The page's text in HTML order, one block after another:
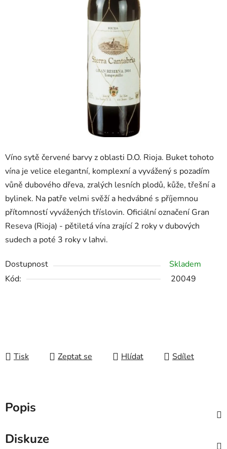
Víno sytě červené barvy z oblasti D.O. Rioja. Buket tohoto
vína je velice elegantní, komplexní a vyvážený s pozadím
vůně dubového dřeva, zralých lesních plodů, kůže, třešní a
bylinek. Na patře velmi svěží a hedvábné s příjemnou
přítomností vyvážených tříslovin. Oficiální označení Gran
Reseva (Rioja) - pětiletá vína zrající 2 roky v dubových
sudech a poté 3 roky v lahvi.
Dostupnost
Skladem
Kód:
20049
Tisk Zeptat se Hlídat Sdílet
Popis
Diskuze